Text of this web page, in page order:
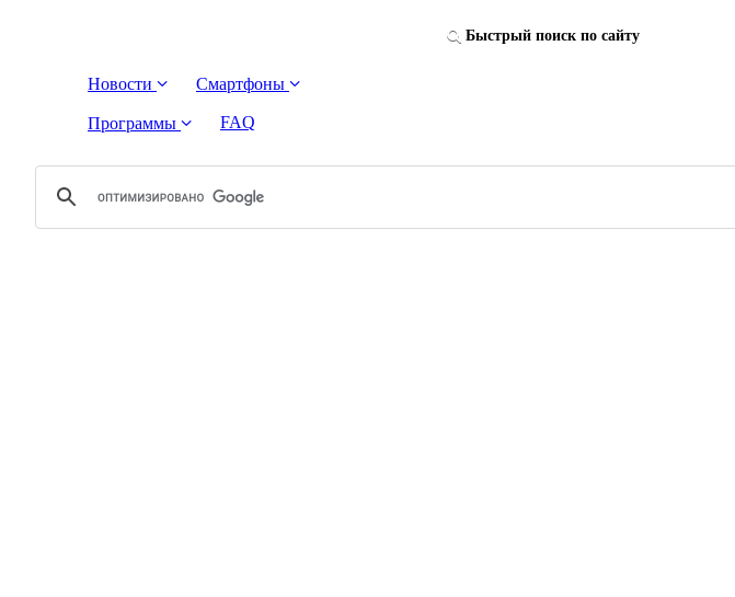
Новости Смартфоны
Программы FAQ
Быстрый поиск по сайту